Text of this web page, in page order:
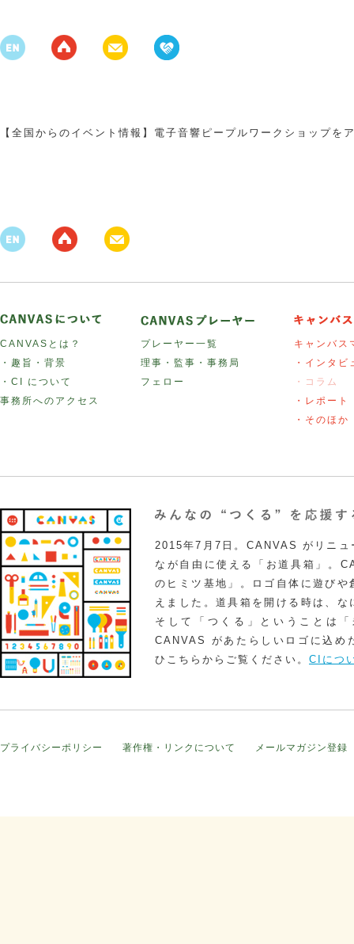
【全国からのイベント情報】電子音響ピープルワークショップを
CANVASとは？
・趣旨・背景
・CI について
事務所へのアクセス
プレーヤー一覧
理事・監事・事務局
フェロー
キャンバス
・インタビ
・コラム
・レポート
・そのほか
2015年7月7日。CANVAS がリニュ
なが自由に使える「お道具箱」。
のヒミツ基地」。ロゴ自体に遊び
えました。道具箱を開ける時は、
そして「つくる」ということは
CANVAS があたらしいロゴに込め
ひこちらからご覧ください。 CIにつ
プライバシーポリシー 著作権・リンクについて メールマガジン登録